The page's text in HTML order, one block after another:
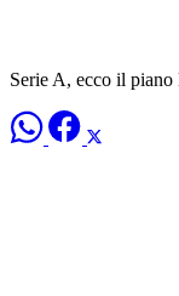
Serie A, ecco il